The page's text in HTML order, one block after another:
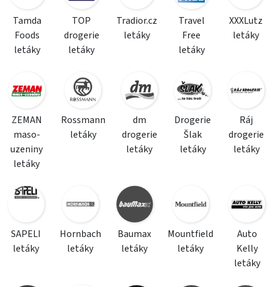
Tamda
Foods
letáky
TOP
drogerie
letáky
Tradior.cz
letáky
Travel
Free
letáky
XXXLutz
letáky
ZEMAN
maso-
uzeniny
letáky
Rossmann
letáky
dm
drogerie
letáky
Drogerie
Šlak
letáky
Ráj
drogerie
letáky
SAPELI
letáky
Hornbach
letáky
Baumax
letáky
Mountfield
letáky
Auto
Kelly
letáky